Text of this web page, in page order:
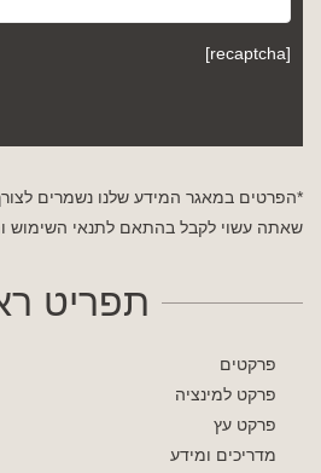
[recaptcha]
*הפרטים במאגר המידע שלנו נשמרים
שאתה עשוי לקבל בהתאם לתנאי השימוש
תפריט
פרקטים
פרקט למינציה
פרקט עץ
מדריכים ומידע